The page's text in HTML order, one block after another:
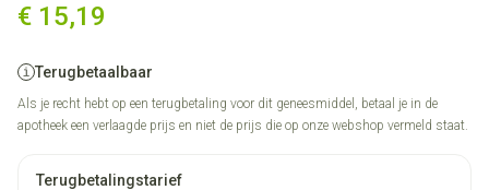
€ 15,19
Terugbetaalbaar
Als je recht hebt op een terugbetaling voor dit geneesmiddel, betaal je in de
apotheek een verlaagde prijs en niet de prijs die op onze webshop vermeld staat.
Terugbetalingstarief